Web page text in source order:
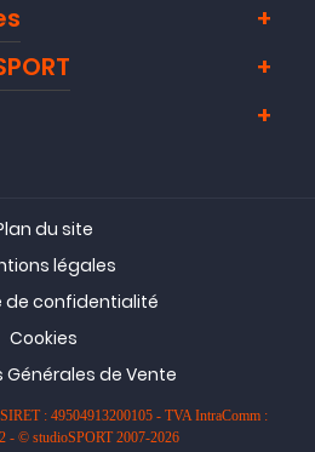
du site
légales
de confidentialité
Cookies
de Vente
: 49504913200105 - TVA IntraComm :
- © studioSPORT 2007-2026